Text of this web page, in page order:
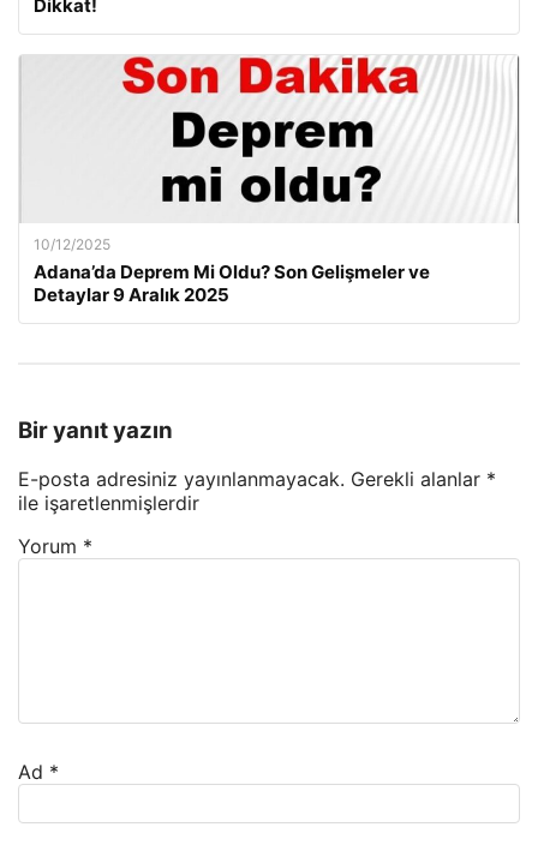
Dikkat!
10/12/2025
Adana’da Deprem Mi Oldu? Son Gelişmeler ve
Detaylar 9 Aralık 2025
Bir yanıt yazın
E-posta adresiniz yayınlanmayacak. Gerekli alanlar *
ile işaretlenmişlerdir
Yorum *
Ad *